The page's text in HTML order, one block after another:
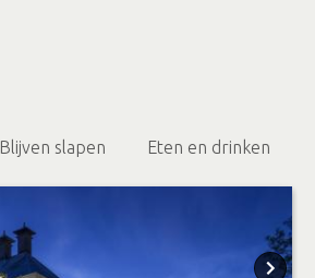
Blijven slapen Eten en drinken